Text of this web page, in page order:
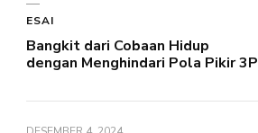
ESAI
Bangkit dari Cobaan Hidup
dengan Menghindari Pola Pikir 3P